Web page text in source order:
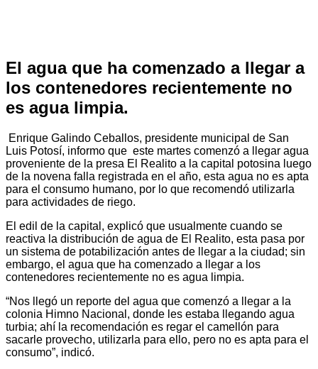
El agua que ha comenzado a llegar a
los contenedores recientemente no
es agua limpia.
Enrique Galindo Ceballos, presidente municipal de San
Luis Potosí, informo que este martes comenzó a llegar agua
proveniente de la presa El Realito a la capital potosina luego
de la novena falla registrada en el año, esta agua no es apta
para el consumo humano, por lo que recomendó utilizarla
para actividades de riego.
El edil de la capital, explicó que usualmente cuando se
reactiva la distribución de agua de El Realito, esta pasa por
un sistema de potabilización antes de llegar a la ciudad; sin
embargo, el agua que ha comenzado a llegar a los
contenedores recientemente no es agua limpia.
“Nos llegó un reporte del agua que comenzó a llegar a la
colonia Himno Nacional, donde les estaba llegando agua
turbia; ahí la recomendación es regar el camellón para
sacarle provecho, utilizarla para ello, pero no es apta para el
consumo”, indicó.